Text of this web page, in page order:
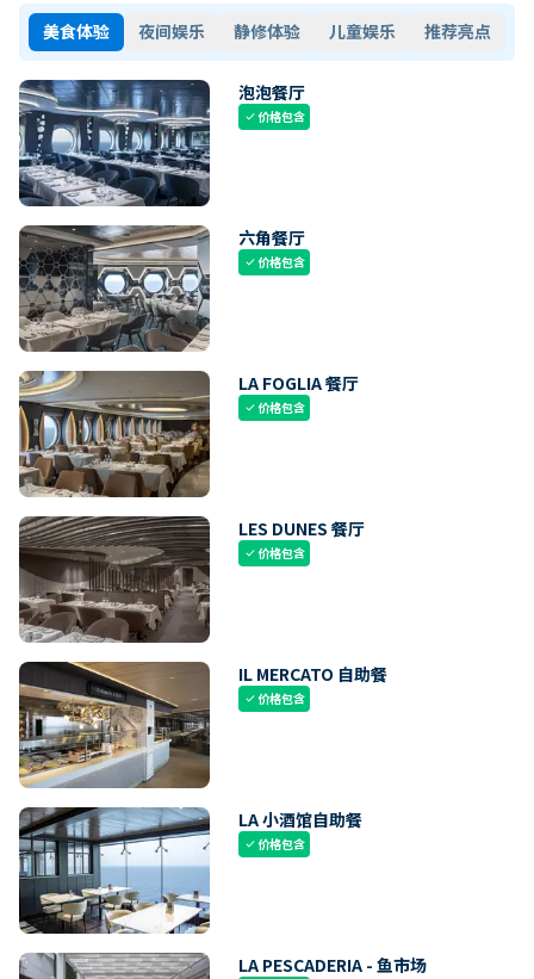
美食体验 夜间娱乐 静修体验 儿童娱乐 推荐亮点
泡泡餐厅
check价格包含
六角餐厅
check价格包含
LA FOGLIA 餐厅
check价格包含
LES DUNES 餐厅
check价格包含
IL MERCATO 自助餐
check价格包含
LA 小酒馆自助餐
check价格包含
LA PESCADERIA - 鱼市场